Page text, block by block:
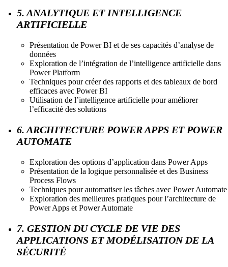
5. ANALYTIQUE ET INTELLIGENCE
ARTIFICIELLE
Présentation de Power BI et de ses capacités d’analyse de
données
Exploration de l’intégration de l’intelligence artificielle dans
Power Platform
Techniques pour créer des rapports et des tableaux de bord
efficaces avec Power BI
Utilisation de l’intelligence artificielle pour améliorer
l’efficacité des solutions
6. ARCHITECTURE POWER APPS ET POWER
AUTOMATE
Exploration des options d’application dans Power Apps
Présentation de la logique personnalisée et des Business
Process Flows
Techniques pour automatiser les tâches avec Power Automate
Exploration des meilleures pratiques pour l’architecture de
Power Apps et Power Automate
7. GESTION DU CYCLE DE VIE DES
APPLICATIONS ET MODÉLISATION DE LA
SÉCURITÉ